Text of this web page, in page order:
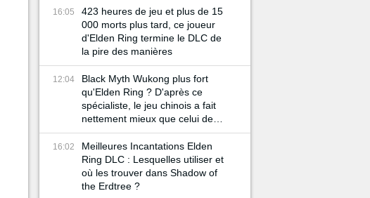
16:05
423 heures de jeu et plus de 15
000 morts plus tard, ce joueur
d'Elden Ring termine le DLC de
la pire des manières
12:04
Black Myth Wukong plus fort
qu'Elden Ring ? D'après ce
spécialiste, le jeu chinois a fait
nettement mieux que celui de
FromSoftware sur ce point
16:02
Meilleures Incantations Elden
Ring DLC : Lesquelles utiliser et
où les trouver dans Shadow of
the Erdtree ?